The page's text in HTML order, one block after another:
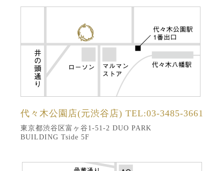
代々木公園店(元渋谷店) TEL:03-3485-3661
東京都渋谷区富ヶ谷1-51-2 DUO PARK
BUILDING Tside 5F